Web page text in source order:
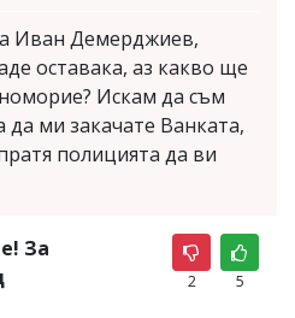
Иван Демерджиев,
оставака, аз какво ще
Искам да съм
ми закачате Ванката,
полицията да ви
За
2 5